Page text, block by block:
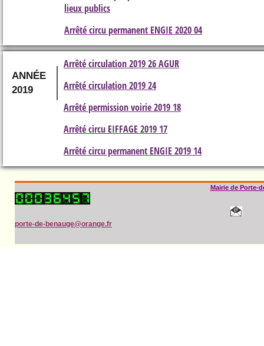
lieux publics
Arrêté circu permanent ENGIE 2020 04
ANNÉE
2019
Arrêté circulation 2019 26 AGUR
Arrêté circulation 2019 24
Arrêté permission voirie 2019 18
Arrêté circu EIFFAGE 2019 17
Arrêté circu permanent ENGIE 2019 14
Mairie de Porte-
porte-de-benauge@orange.fr